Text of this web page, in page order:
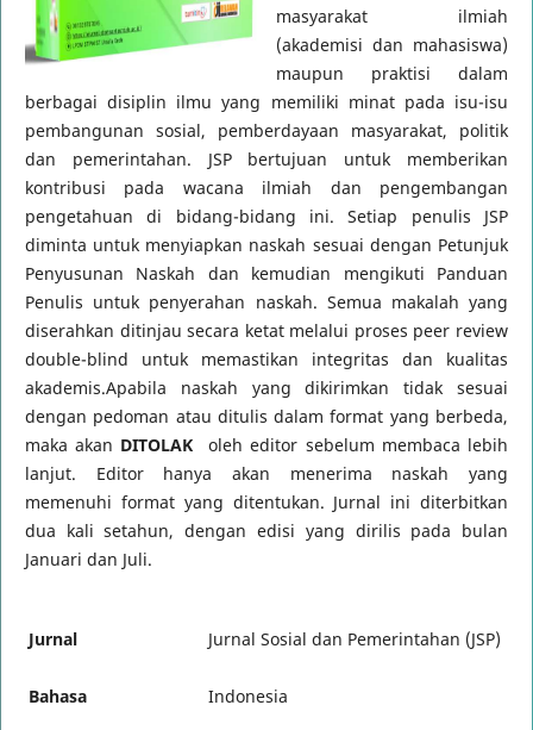
masyarakat ilmiah
(akademisi dan mahasiswa)
maupun praktisi dalam
berbagai disiplin ilmu yang memiliki minat pada isu-isu
pembangunan sosial, pemberdayaan masyarakat, politik
dan pemerintahan. JSP bertujuan untuk memberikan
kontribusi pada wacana ilmiah dan pengembangan
pengetahuan di bidang-bidang ini. Setiap penulis JSP
diminta untuk menyiapkan naskah sesuai dengan Petunjuk
Penyusunan Naskah dan kemudian mengikuti Panduan
Penulis untuk penyerahan naskah. Semua makalah yang
diserahkan ditinjau secara ketat melalui proses peer review
double-blind untuk memastikan integritas dan kualitas
akademis.Apabila naskah yang dikirimkan tidak sesuai
dengan pedoman atau ditulis dalam format yang berbeda,
maka akan DITOLAK oleh editor sebelum membaca lebih
lanjut. Editor hanya akan menerima naskah yang
memenuhi format yang ditentukan. Jurnal ini diterbitkan
dua kali setahun, dengan edisi yang dirilis pada bulan
Januari dan Juli.
Jurnal Jurnal Sosial dan Pemerintahan (JSP)
Bahasa Indonesia